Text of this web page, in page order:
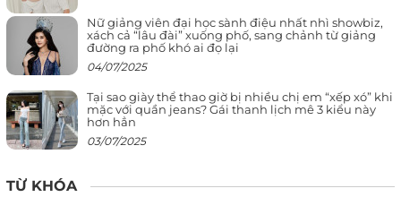
Nữ giảng viên đại học sành điệu nhất nhì showbiz,
xách cả “lâu đài” xuống phố, sang chảnh từ giảng
đường ra phố khó ai đọ lại
04/07/2025
Tại sao giày thể thao giờ bị nhiều chị em “xếp xó” khi
mặc với quần jeans? Gái thanh lịch mê 3 kiểu này
hơn hẳn
03/07/2025
TỪ KHÓA